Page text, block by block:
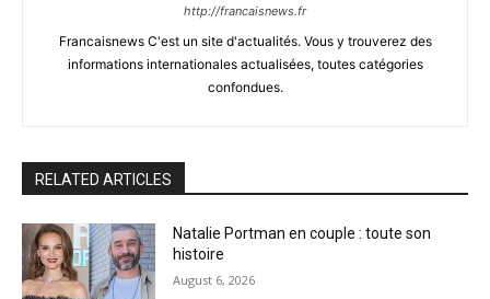
http://francaisnews.fr
Francaisnews C'est un site d'actualités. Vous y trouverez des
informations internationales actualisées, toutes catégories
confondues.
RELATED ARTICLES
Natalie Portman en couple : toute son
histoire
August 6, 2026